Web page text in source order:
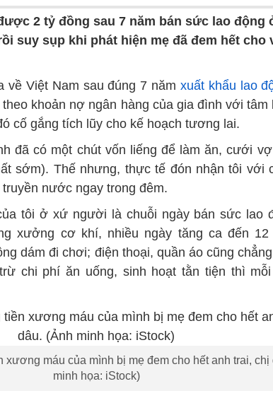
2 tỷ đồng sau 7 năm bán sức lao động
suy sụp khi phát hiện mẹ đã đem hết cho
về Việt Nam sau đúng 7 năm xuất khẩu lao
khoản nợ ngân hàng của gia đình với tâm
cố gắng tích lũy cho kế hoạch tương lai.
đã có một chút vốn liếng để làm ăn, cưới
sớm). Thế nhưng, thực tế đón nhận tôi với
nước ngay trong đêm.
tôi ở xứ người là chuỗi ngày bán sức lao
xưởng cơ khí, nhiều ngày tăng ca đến 12
dám đi chơi; điện thoại, quần áo cũng
chi phí ăn uống, sinh hoạt tằn tiện thì
xương máu của mình bị mẹ đem cho hết anh trai, chị
minh họa: iStock)